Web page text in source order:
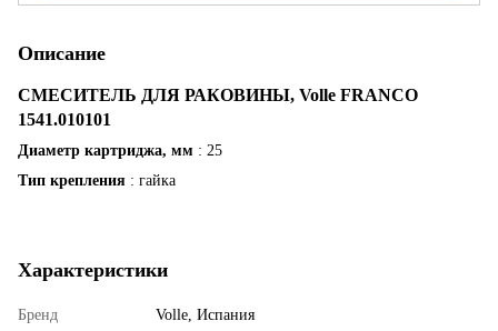
Описание
СМЕСИТЕЛЬ ДЛЯ РАКОВИНЫ, Volle FRANCO
1541.010101
Диаметр картриджа, мм : 25
Тип крепления : гайка
Характеристики
Бренд
Volle, Испания